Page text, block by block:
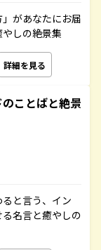
があなたにお届
しの絶景集
詳細を見る
ことばと絶景
と言う、イン
名言と癒やしの